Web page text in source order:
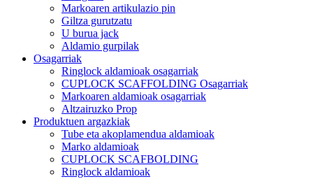
Markoaren artikulazio pin
Giltza gurutzatu
U burua jack
Aldamio gurpilak
Osagarriak
Ringlock aldamioak osagarriak
CUPLOCK SCAFFOLDING Osagarriak
Markoaren aldamioak osagarriak
Altzairuzko Prop
Produktuen argazkiak
Tube eta akoplamendua aldamioak
Marko aldamioak
CUPLOCK SCAFBOLDING
Ringlock aldamioak